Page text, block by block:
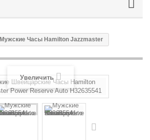
Мужские Часы Hamilton Jazzmaster
Увеличить